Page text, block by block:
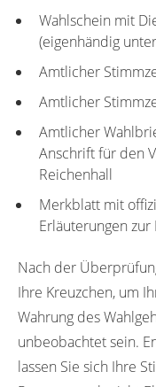
Wahlschein mit
(eigenhändig
Amtlicher
Amtlicher
Amtlicher
Anschrift für den
Reichenhall
Merkblatt mit
Erläuterungen zur
Nach der
Ihre Kreuzchen, um
Wahrung des
unbeobachtet sein.
lassen Sie sich Ihre